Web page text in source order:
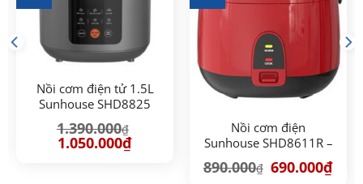
Nồi cơm điện tử 1.5L
Sunhouse SHD8825
1.390.000₫
Giá
gốc
1.050.000₫Giá
Nồi cơm điện
Sunhouse SHD8611R –
890.000₫ Giá
gốc
690.000₫Giá